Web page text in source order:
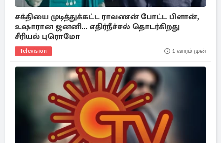
சக்தியை முடித்துக்கட்ட ராவணன் போட்ட பிளான்,
உஷாரான ஜனனி... எதிர்நீச்சல் தொடர்கிறது
சீரியல் புரொமோ
Television 1 வாரம் முன்